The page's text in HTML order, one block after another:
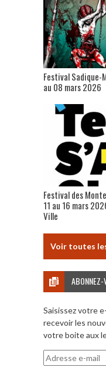
Festival
au 08 mars 2026
Festival des
11 au 16 mars
Ville
Voir toutes
ABONNEZ-
Saisissez votre
recevoir les
votre boite aux
Adresse
e-